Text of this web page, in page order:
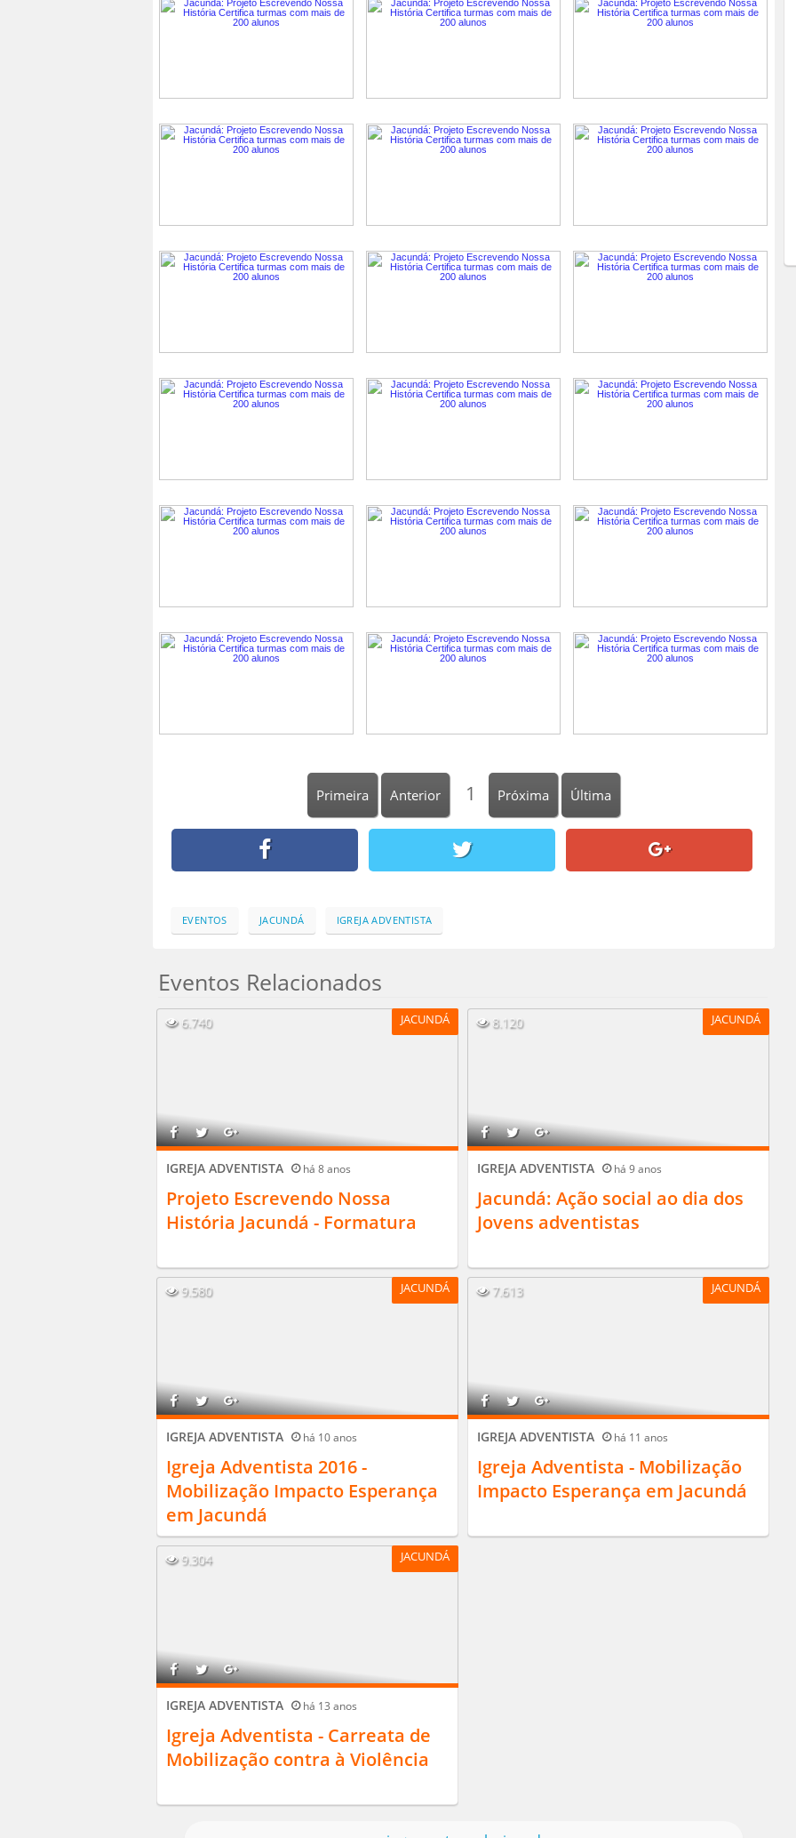
Primeira Anterior 1 Próxima Última
EVENTOS JACUNDÁ IGREJA ADVENTISTA
Eventos Relacionados
JACUNDÁ
6.740
IGREJA ADVENTISTA há 8 anos
Projeto Escrevendo Nossa
História Jacundá - Formatura
JACUNDÁ
8.120
IGREJA ADVENTISTA há 9 anos
Jacundá: Ação social ao dia dos
Jovens adventistas
JACUNDÁ
9.580
IGREJA ADVENTISTA há 10 anos
Igreja Adventista 2016 -
Mobilização Impacto Esperança
em Jacundá
JACUNDÁ
7.613
IGREJA ADVENTISTA há 11 anos
Igreja Adventista - Mobilização
Impacto Esperança em Jacundá
JACUNDÁ
9.304
IGREJA ADVENTISTA há 13 anos
Igreja Adventista - Carreata de
Mobilização contra à Violência